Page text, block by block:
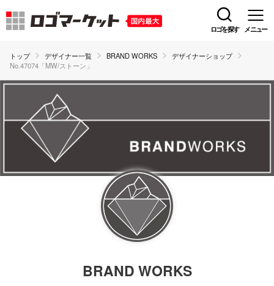
ロゴを探す メニュー
トップ デザイナー一覧 BRAND WORKS
デザイナーショップ
No.47074「MW/ストーン」
BRAND WORKS